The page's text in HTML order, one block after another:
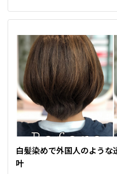
白髪染めで外国人のよう
叶